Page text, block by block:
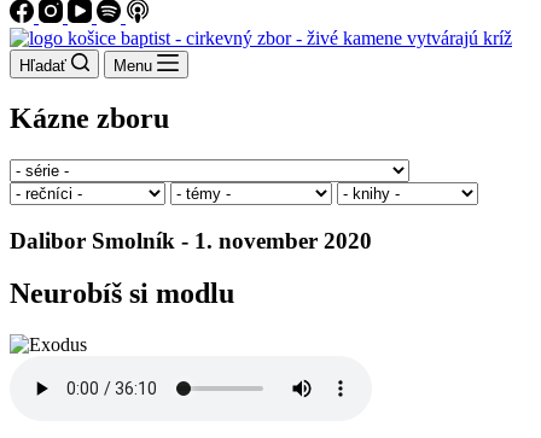
Hľadať Menu
Kázne zboru
Dalibor Smolník - 1. november 2020
Neurobíš si modlu